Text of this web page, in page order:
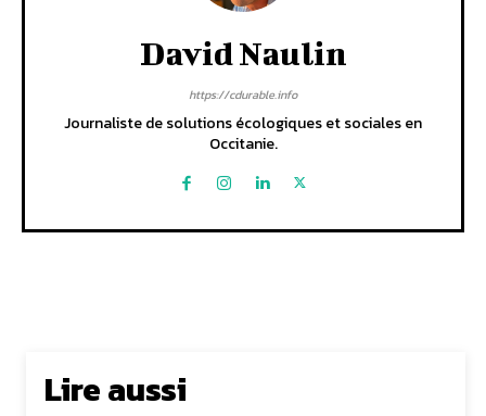
David Naulin
https://cdurable.info
Journaliste de solutions écologiques et sociales en
Occitanie.
Lire aussi